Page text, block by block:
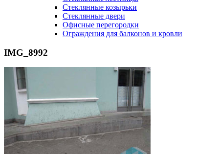
Cтеклянные козырьки
Cтеклянные двери
Офисные перегородки
Ограждения для балконов и кровли
IMG_8992